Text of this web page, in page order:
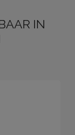
IN